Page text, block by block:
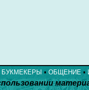
БУКМЕКЕРЫ ▪ ОБЩЕНИЕ ▪